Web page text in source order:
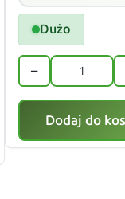
Dużo
−
Dodaj do